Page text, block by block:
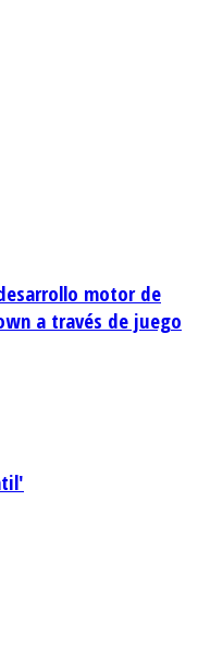
motor de
a través de juego